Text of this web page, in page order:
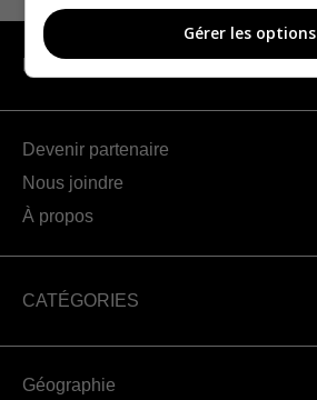
NAVIGATION
Devenir partenaire
Nous joindre
À propos
CATÉGORIES
Géographie
Gérer les options